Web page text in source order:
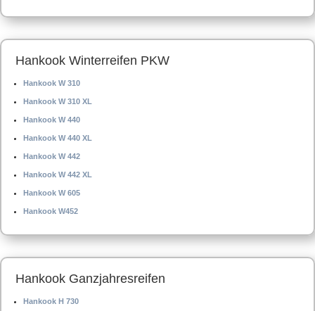
Hankook Winterreifen PKW
Hankook W 310
Hankook W 310 XL
Hankook W 440
Hankook W 440 XL
Hankook W 442
Hankook W 442 XL
Hankook W 605
Hankook W452
Hankook Ganzjahresreifen
Hankook H 730